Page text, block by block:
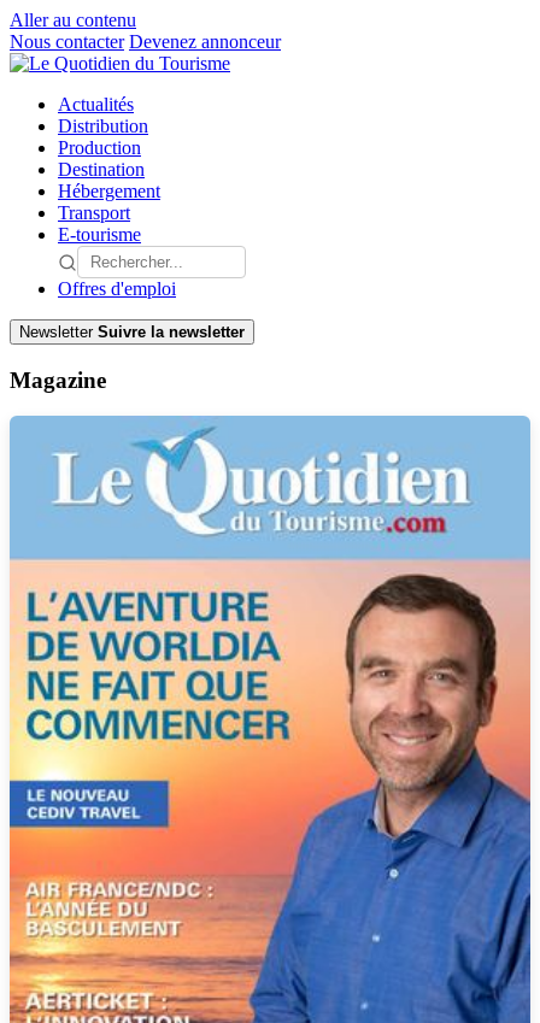
Aller au contenu
Nous contacter Devenez annonceur
Actualités
Distribution
Production
Destination
Hébergement
Transport
E-tourisme
Offres d'emploi
Newsletter Suivre la newsletter
Magazine